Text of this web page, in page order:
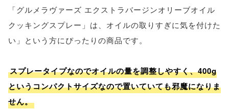
「グルメラヴァーズ エクストラバージンオリーブオイル
クッキングスプレー」は、オイルの取りすぎに気を付けた
い」という方にぴったりの商品です。
スプレータイプなのでオイルの量を調整しやすく、400g
というコンパクトサイズなので置いていても邪魔になりま
せん。